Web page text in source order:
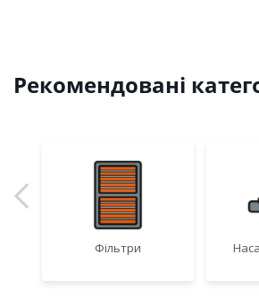
Рекомендовані
Фільтри